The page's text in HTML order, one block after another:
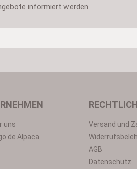
informiert werden.
Datenschutz
genommen und die
gelesen und
uns
de Alpaca
Versand und
AGB
Datenschutz